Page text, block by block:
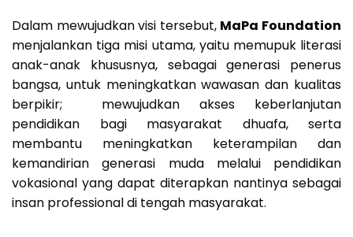
Dalam mewujudkan visi tersebut, MaPa Foundation
menjalankan tiga misi utama, yaitu memupuk literasi
anak-anak khususnya, sebagai generasi penerus
bangsa, untuk meningkatkan wawasan dan kualitas
berpikir; mewujudkan akses keberlanjutan
pendidikan bagi masyarakat dhuafa, serta
membantu meningkatkan keterampilan dan
kemandirian generasi muda melalui pendidikan
vokasional yang dapat diterapkan nantinya sebagai
insan professional di tengah masyarakat.